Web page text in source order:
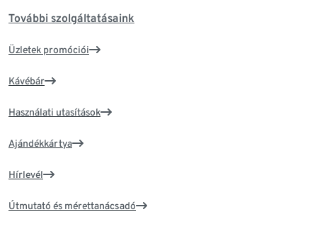
További szolgáltatásaink
Üzletek promóciói
Kávébár
Használati utasítások
Ajándékkártya
Hírlevél
Útmutató és mérettanácsadó